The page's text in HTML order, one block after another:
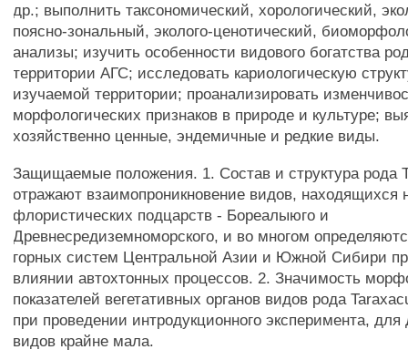
др.; выполнить таксономический, хорологический,
поясно-зональный, эколого-ценотический,
анализы; изучить особенности видового богатства
территории АГС; исследовать кариологическую
изучаемой территории; проанализировать
морфологических признаков в природе и культуре;
хозяйственно ценные, эндемичные и редкие виды.
Защищаемые положения. 1. Состав и структура рода
отражают взаимопроникновение видов, находящихся
флористических подцарств - Бореалыюго и
Древнесредиземноморского, и во многом
горных систем Центральной Азии и Южной Сибири
влиянии автохтонных процессов. 2. Значимость
показателей вегетативных органов видов рода
при проведении интродукционного эксперимента, для
видов крайне мала.